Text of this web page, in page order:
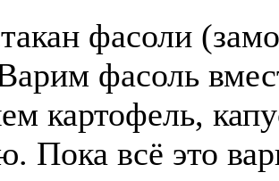
фасоли
фасоль
картофель,
Пока всё это